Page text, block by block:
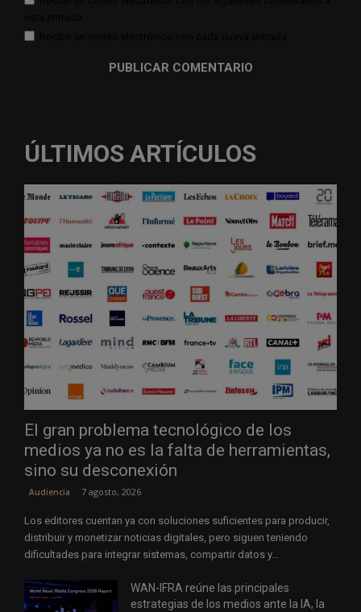
ÚLTIMOS ARTÍCULOS
El gran problema tecnológico de los
medios ya no es la falta de herramientas,
sino su desconexión
Audiencia 7 agosto, 2026
Los editores cuentan ya con soluciones suficientes para producir,
distribuir y monetizar noticias digitales, pero siguen teniendo
dificultades para integrar sistemas, compartir datos y...
WAN-IFRA reúne las principales
estrategias de los medios ante la IA, la